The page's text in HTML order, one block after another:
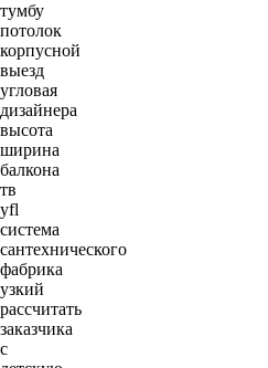
тумбу
потолок
корпусной
выезд
угловая
дизайнера
высота
ширина
балкона
тв
yfl
система
сантехнического
фабрика
узкий
рассчитать
заказчика
c